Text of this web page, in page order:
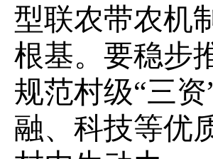
型联农带农机
根基。要稳步
规范村级“三
融、科技等优